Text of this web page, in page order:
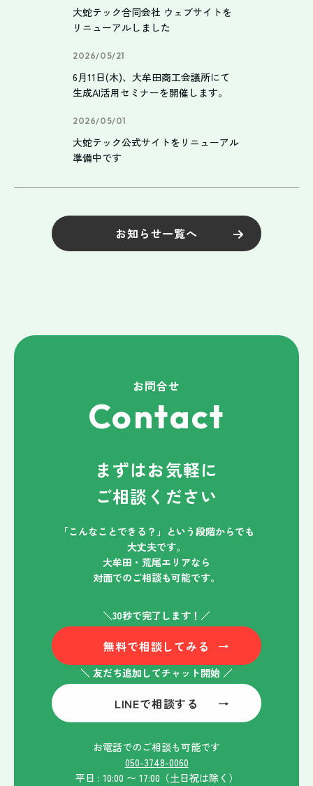
大蛇テック合同会社 ウェブサイトを
リニューアルしました
2026/05/21
6月11日(木)、大牟田商工会議所にて
生成AI活用セミナーを開催します。
2026/05/01
大蛇テック公式サイトをリニューアル
準備中です
お知らせ一覧へ
お問合せ
Contact
まずはお気軽に
ご相談ください
「こんなことできる？」という段階からでも
大丈夫です。
大牟田・荒尾エリアなら
対面でのご相談も可能です。
＼30秒で完了します！／
無料で相談してみる →
＼ 友だち追加してチャット開始 ／
LINEで相談する →
お電話でのご相談も可能です
050-3748-0060
平日 : 10:00 〜 17:00（土日祝は除く）